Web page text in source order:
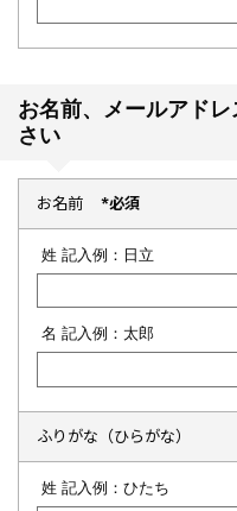
お名前、メールアド
さい
お名前 *必須
姓 記入例：日立
名 記入例：太郎
ふりがな（ひらがな）
姓 記入例：ひたち